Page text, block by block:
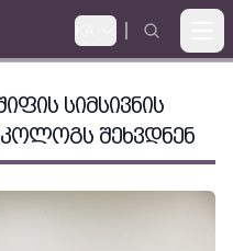
ᲡᲘᲛᲡᲘᲕᲜᲘᲡ
ᲨᲔᲮᲕᲓᲜᲔᲜ